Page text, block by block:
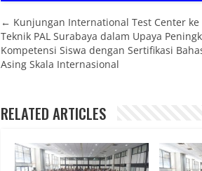
Posts navigation
← Kunjungan International Test Center ke
Teknik PAL Surabaya dalam Upaya
Kompetensi Siswa dengan Sertifikasi
Asing Skala Internasional
RELATED ARTICLES